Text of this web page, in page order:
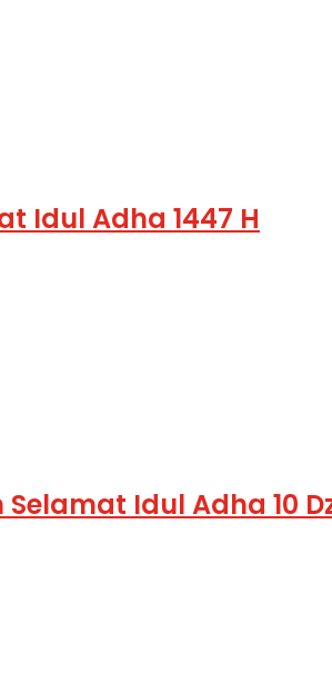
Idul Adha 1447 H
Idul Adha 10